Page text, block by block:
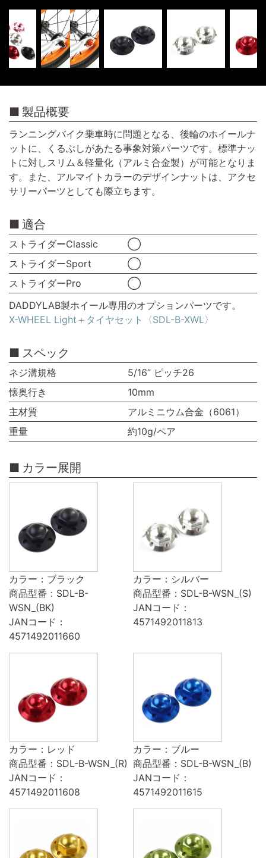
製品概要
ランニングバイク乗車時に問題となる、後輪のホイールナ
ットに、くるぶしがあたる事象対策パーツです。標準ナッ
トに対しスリム＆軽量化（アルミ合金製）が可能となりま
す。また、アルマイトカラーのデザインナットは、アクセ
サリーパーツとしても際立ちます。
適合
ストライダーClassic
◯
ストライダーSport
◯
ストライダーPro
◯
DADDYLAB製ホイール専用のオプションパーツです。
X-WHEEL Light＋タイヤセット〈SDL-B-XWL〉
スペック
ネジ溝規格
5/16” ピッチ26
懐奥行き
10mm
主材質
アルミニウム合金（6061）
重量
約10g/ペア
カラー展開
カラー：ブラック
商品型番：SDL-B-
WSN_(BK)
JANコード：
4571492011660
カラー：シルバー
商品型番：SDL-B-WSN_(S)
JANコード：
4571492011813
カラー：レッド
商品型番：SDL-B-WSN_(R)
JANコード：
4571492011608
カラー：ブルー
商品型番：SDL-B-WSN_(B)
JANコード：
4571492011615